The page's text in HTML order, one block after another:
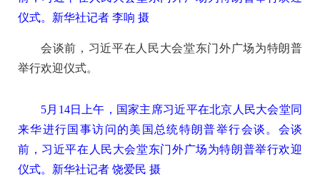
仪式。新华社记者 李响 摄
会谈前，习近平在人民大会堂东门外广场为特朗普
举行欢迎仪式。
5月14日上午，国家主席习近平在北京人民大会堂同
来华进行国事访问的美国总统特朗普举行会谈。会谈
前，习近平在人民大会堂东门外广场为特朗普举行欢迎
仪式。新华社记者 饶爱民 摄